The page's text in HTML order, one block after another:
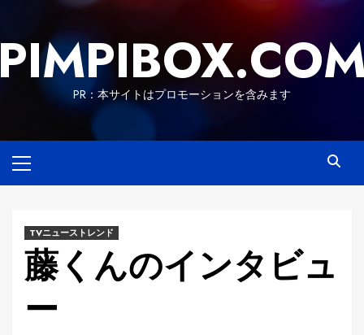
content
PR：本サイトはプロモーションを含みます
Menu
TVニューストレンド
藤くんのインタビュ
ー